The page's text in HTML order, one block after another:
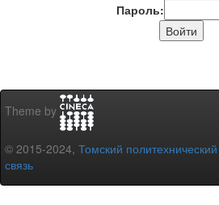
Пароль:
Theme by
© 2015-2024, Томский
связь